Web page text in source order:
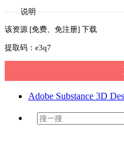
说明
该资源 [免费、免注册] 下载
提取码：e3q7
Adobe Substance 3D